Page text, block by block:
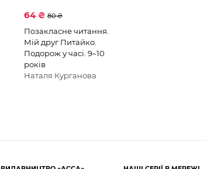
64 ₴ 80 ₴
Позакласне читання.
Мій друг Питайко.
Подорож у часі. 9–10
років
Наталя Курганова